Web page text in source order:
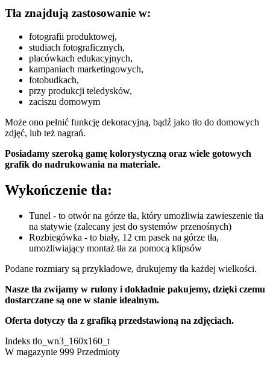
Tła znajdują zastosowanie w:
fotografii produktowej,
studiach fotograficznych,
placówkach edukacyjnych,
kampaniach marketingowych,
fotobudkach,
przy produkcji teledysków,
zaciszu domowym
Może ono pełnić funkcję dekoracyjną, bądź jako tło do domowych
zdjęć, lub też nagrań.
Posiadamy szeroką gamę kolorystyczną oraz wiele gotowych
grafik do nadrukowania na materiale.
Wykończenie tła:
Tunel - to otwór na górze tła, który umożliwia zawieszenie tła
na statywie (zalecany jest do systemów przenośnych)
Rozbiegówka - to biały, 12 cm pasek na górze tła,
umożliwiający montaż tła za pomocą klipsów
Podane rozmiary są przykładowe, drukujemy tła każdej wielkości.
Nasze tła zwijamy w rulony i dokładnie pakujemy, dzięki czemu
dostarczane są one w stanie idealnym.
Oferta dotyczy tła z grafiką przedstawioną na zdjęciach.
Indeks tlo_wn3_160x160_t
W magazynie 999 Przedmioty